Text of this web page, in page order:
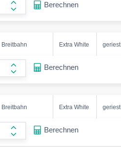
form.increase-amount
Berechnen
Breitbahn Extra White geriest
form.increase-amount
Berechnen
Breitbahn Extra White geriest
form.increase-amount
Berechnen